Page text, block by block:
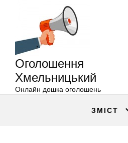
Оголошення
Хмельницький
Онлайн дошка оголошень
ЗМІСТ